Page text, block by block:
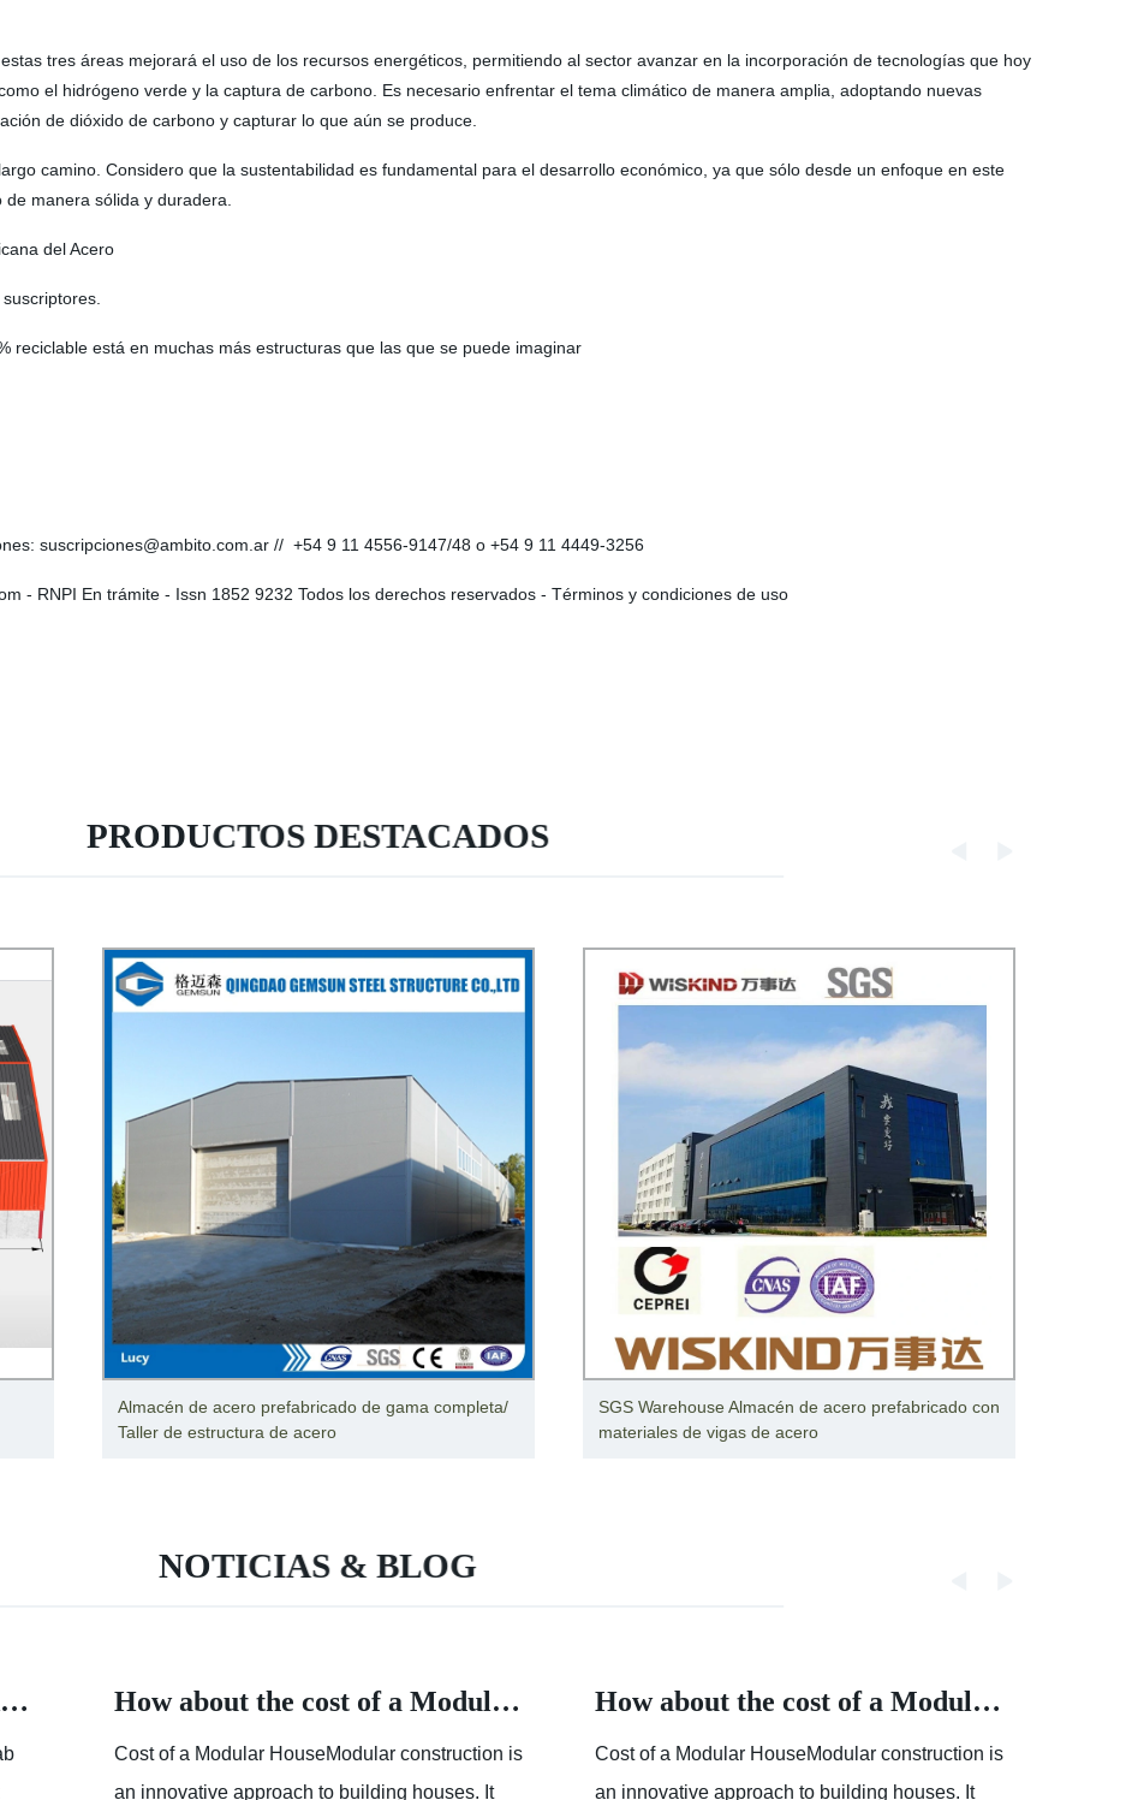
tres áreas mejorará el uso de los recursos energéticos, permitiendo al sector avanzar en la incorporación de tecnologías que hoy
el hidrógeno verde y la captura de carbono. Es necesario enfrentar el tema climático de manera amplia, adoptando nuevas
de dióxido de carbono y capturar lo que aún se produce.
camino. Considero que la sustentabilidad es fundamental para el desarrollo económico, ya que sólo desde un enfoque en este
manera sólida y duradera.
del Acero
reciclable está en muchas más estructuras que las que se puede imaginar
suscripciones@ambito.com.ar // +54 9 11 4556-9147/48 o +54 9 11 4449-3256
- RNPI En trámite - Issn 1852 9232 Todos los derechos reservados - Términos y condiciones de uso
PRODUCTOS DESTACADOS
Almacén de acero prefabricado de gama completa/
Taller de estructura de acero
SGS Warehouse Almacén de acero prefabricado con
materiales de vigas de acero
NOTICIAS & BLOG
Homagic - Professional and Advanced Integrated Prefab Construction How about the cost of a Modular House
Cost of a Modular HouseModular construction is
an innovative approach to building houses. It
How about the cost of a Modular House
Cost of a Modular HouseModular construction is
an innovative approach to building houses. It